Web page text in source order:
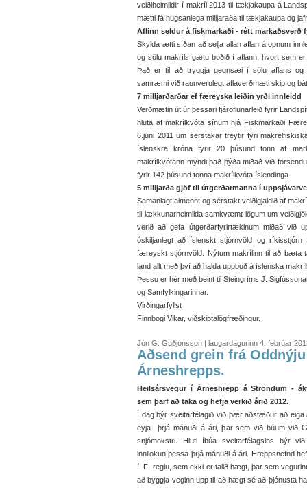
veiðiheimildir í makríl 2013 til tækjakaupa á
mætti fá hugsanlega milljaraða til tækjakaupa og
Aflinn seldur á fiskmarkaði - rétt markaðsverð
Skylda ætti síðan að selja allan aflan á opnum
og sölu makríls gætu boðið í aflann, hvort sem
Það er til að tryggja gegnsæi í sölu aflans og
samræmi við raunverulegt aflaverðmæti skip og
7 milljarðarðar ef færeyska leiðin yrði innleidd
Verðmætin út úr þessari fjáröflunarleið fyrir
hluta af makrílkvóta sínum hjá Fiskmarkaði
6.juni 2011 um serstakar treytir fyri
íslenskra króna fyrir 20 þúsund tonn af
makrílkvótann myndi það þýða miðað við
fyrir 142 þúsund tonna makrílkvóta íslendinga
5 milljarða gjöf til útgerðarmanna í
Samanlagt almennt og sérstakt veiðigjaldið af
til lækkunarheimilda samkvæmt lögum um
verið að gefa útgerðarfyrirtækinum miðað við
óskiljanlegt að íslenskt stjórnvöld og
færeyskt stjórnvöld. Nýtum makrílinn til að bæta
land allt með því að halda uppboð á íslenska
Þessu er hér með beint til Steingríms J.
og Samfylkingarinnar.
Virðingarfyllst
Finnbogi Vikar, viðskiptalögfræðingur.
Jón G. Guðjónsson | laugardagurinn 4. febrúar
Aðsend grein frá
Árneshrepps.
Heilsársvegur í Árneshrepp á Ströndum -
sem þarf að taka og hefja verkið árið 2012.
Í dag býr sveitarfélagið við þær aðstæður að eiga
eyja þrjá mánuði á ári, þar sem við búum við
snjómokstri. Hluti íbúa sveitarfélagsins býr við
innilokun þessa þrjá mánuði á ári. Hreppsnefnd
í F -reglu, sem ekki er talið hægt, þar sem
að byggja veginn upp til að hægt sé að þjónusta